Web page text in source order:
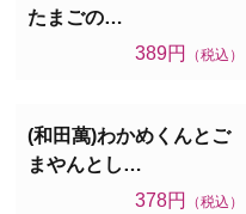
たまごの…
389円
（税込）
(和田萬)わかめくんとご
まやんとし…
378円
（税込）